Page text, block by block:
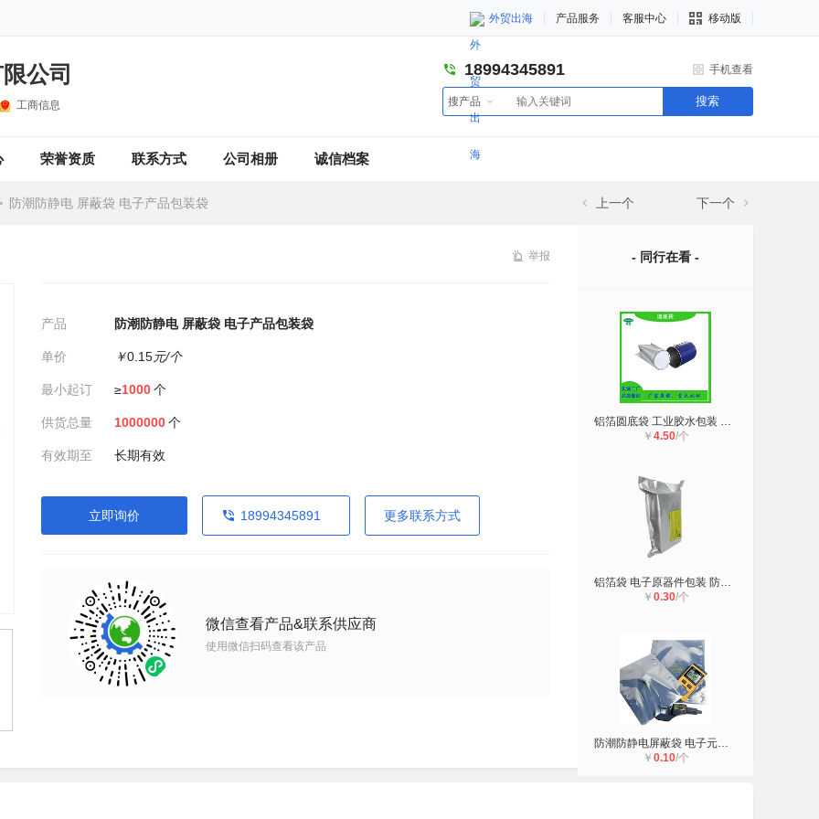
外贸出海 产品服务 客服中心 移动版
公司
工商信息
18994345891 手机查看
搜产品 搜索
荣誉资质 联系方式 公司相册 诚信档案
防潮防静电 屏蔽袋 电子产品包装袋 上一个 下一个
举报
产品 防潮防静电 屏蔽袋 电子产品包装袋
单价 ￥0.15元/个
最小起订 ≥1000个
供货总量 1000000个
有效期至 长期有效
立即询价 18994345891 更多联系方式
微信查看产品&联系供应商
使用微信扫码查看该产品
- 同行在看 -
铝箔圆底袋 工业胶水包装 耐高温
￥ 4.50/个
铝箔袋 电子原器件包装 防潮防静电
￥ 0.30/个
防潮防静电屏蔽袋 电子元器件、芯片
￥ 0.10/个